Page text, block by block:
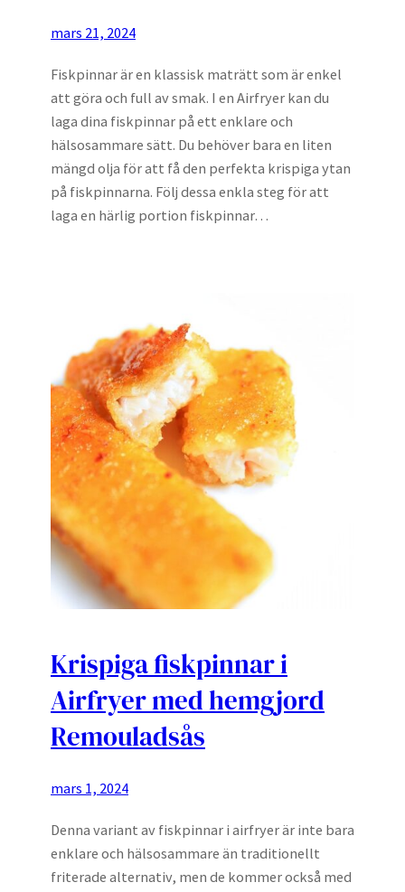
mars 21, 2024
Fiskpinnar är en klassisk maträtt som är enkel
att göra och full av smak. I en Airfryer kan du
laga dina fiskpinnar på ett enklare och
hälsosammare sätt. Du behöver bara en liten
mängd olja för att få den perfekta krispiga ytan
på fiskpinnarna. Följ dessa enkla steg för att
laga en härlig portion fiskpinnar…
Krispiga fiskpinnar i
Airfryer med hemgjord
Remouladsås
mars 1, 2024
Denna variant av fiskpinnar i airfryer är inte bara
enklare och hälsosammare än traditionellt
friterade alternativ, men de kommer också med